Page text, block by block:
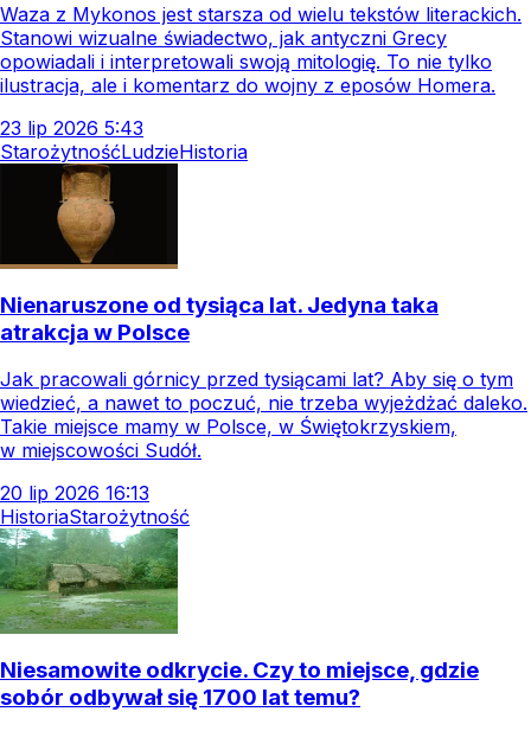
Waza z Mykonos jest starsza od wielu tekstów literackich.
Stanowi wizualne świadectwo, jak antyczni Grecy
opowiadali i interpretowali swoją mitologię. To nie tylko
ilustracja, ale i komentarz do wojny z eposów Homera.
23 lip 2026 5:43
StarożytnośćLudzieHistoria
Nienaruszone od tysiąca lat. Jedyna taka
atrakcja w Polsce
Jak pracowali górnicy przed tysiącami lat? Aby się o tym
wiedzieć, a nawet to poczuć, nie trzeba wyjeżdżać daleko.
Takie miejsce mamy w Polsce, w Świętokrzyskiem,
w miejscowości Sudół.
20 lip 2026 16:13
HistoriaStarożytność
Niesamowite odkrycie. Czy to miejsce, gdzie
sobór odbywał się 1700 lat temu?